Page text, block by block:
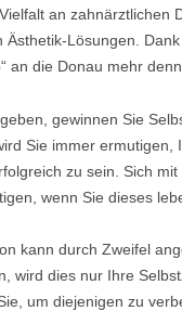
an zahnärztlichen
Lösungen.
an die Donau mehr denn
gewinnen Sie
Sie immer
zu sein. Sich
wenn Sie dieses
kann durch Zweifel
wird dies nur Ihre
um diejenigen zu